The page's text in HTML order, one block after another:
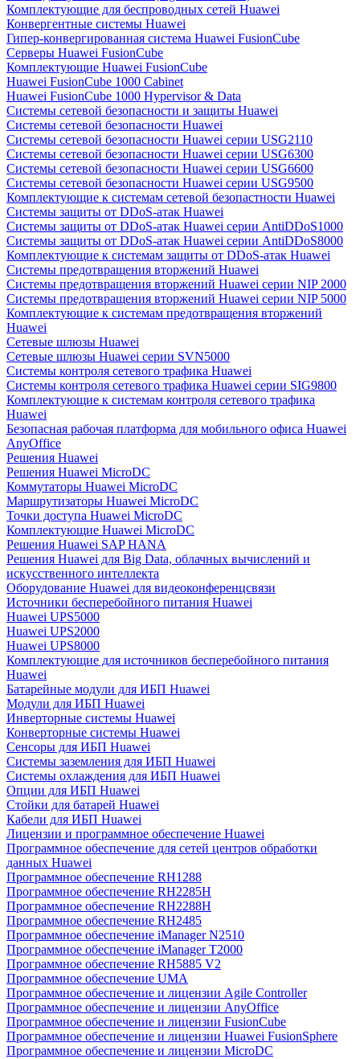
Комплектующие для беспроводных сетей Huawei
Конвергентные системы Huawei
Гипер-конвергированная система Huawei FusionCube
Серверы Huawei FusionCube
Комплектующие Huawei FusionCube
Huawei FusionCube 1000 Cabinet
Huawei FusionCube 1000 Hypervisor & Data
Системы сетевой безопасности и защиты Huawei
Системы сетевой безопасности Huawei
Системы сетевой безопасности Huawei серии USG2110
Системы сетевой безопасности Huawei серии USG6300
Системы сетевой безопасности Huawei серии USG6600
Системы сетевой безопасности Huawei серии USG9500
Комплектующие к системам сетевой безопастности Huawei
Системы защиты от DDoS-атак Huawei
Системы защиты от DDoS-атак Huawei серии AntiDDoS1000
Системы защиты от DDoS-атак Huawei серии AntiDDoS8000
Комплектующие к системам защиты от DDoS-атак Huawei
Системы предотвращения вторжений Huawei
Системы предотвращения вторжений Huawei серии NIP 2000
Системы предотвращения вторжений Huawei серии NIP 5000
Комплектующие к системам предотвращения вторжений
Huawei
Сетевые шлюзы Huawei
Сетевые шлюзы Huawei серии SVN5000
Системы контроля сетевого трафика Huawei
Системы контроля сетевого трафика Huawei серии SIG9800
Комплектующие к системам контроля сетевого трафика
Huawei
Безопасная рабочая платформа для мобильного офиса Huawei
AnyOffice
Решения Huawei
Решения Huawei MicroDC
Коммутаторы Huawei MicroDC
Маршрутизаторы Huawei MicroDC
Точки доступа Huawei MicroDC
Комплектующие Huawei MicroDC
Решения Huawei SAP HANA
Решения Huawei для Big Data, облачных вычислений и
искусственного интеллекта
Оборудование Huawei для видеоконференцсвязи
Источники бесперебойного питания Huawei
Huawei UPS5000
Huawei UPS2000
Huawei UPS8000
Комплектующие для источников бесперебойного питания
Huawei
Батарейные модули для ИБП Huawei
Модули для ИБП Huawei
Инверторные системы Huawei
Конверторные системы Huawei
Сенсоры для ИБП Huawei
Системы заземления для ИБП Huawei
Системы охлаждения для ИБП Huawei
Опции для ИБП Huawei
Стойки для батарей Huawei
Кабели для ИБП Huawei
Лицензии и программное обеспечение Huawei
Программное обеспечение для сетей центров обработки
данных Huawei
Программное обеспечение RH1288
Программное обеспечение RH2285H
Программное обеспечение RH2288H
Программное обеспечение RH2485
Программное обеспечение iManager N2510
Программное обеспечение iManager T2000
Программное обеспечение RH5885 V2
Программное обеспечение UMA
Программное обеспечение и лицензии Agile Controller
Программное обеспечение и лицензии AnyOffice
Программное обеспечение и лицензии FusionCube
Программное обеспечение и лицензии Huawei FusionSphere
Программное обеспечение и лицензии MicroDC